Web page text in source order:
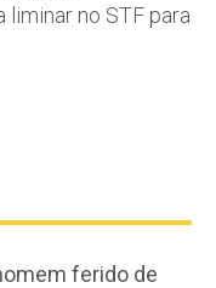
liminar no STF para
ferido de